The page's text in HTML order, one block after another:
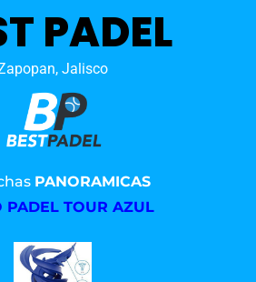
PADEL
Jalisco
PANORAMICAS
PADEL TOUR AZUL